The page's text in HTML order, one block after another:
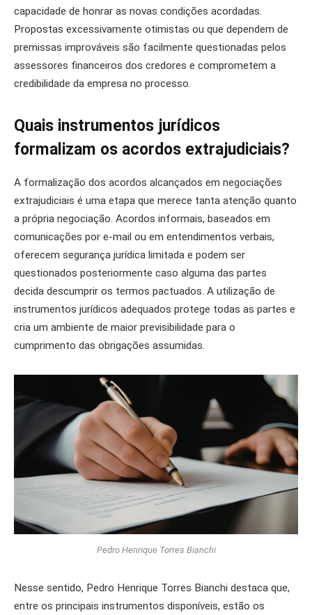
capacidade de honrar as novas condições acordadas.
Propostas excessivamente otimistas ou que dependem de
premissas improváveis são facilmente questionadas pelos
assessores financeiros dos credores e comprometem a
credibilidade da empresa no processo.
Quais instrumentos jurídicos
formalizam os acordos extrajudiciais?
A formalização dos acordos alcançados em negociações
extrajudiciais é uma etapa que merece tanta atenção quanto
a própria negociação. Acordos informais, baseados em
comunicações por e-mail ou em entendimentos verbais,
oferecem segurança jurídica limitada e podem ser
questionados posteriormente caso alguma das partes
decida descumprir os termos pactuados. A utilização de
instrumentos jurídicos adequados protege todas as partes e
cria um ambiente de maior previsibilidade para o
cumprimento das obrigações assumidas.
Pedro Henrique Torres Bianchi
Nesse sentido, Pedro Henrique Torres Bianchi destaca que,
entre os principais instrumentos disponíveis, estão os